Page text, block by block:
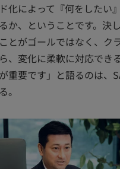
化によって『何をしたい
か、ということです。決
とがゴールではなく、ク
、変化に柔軟に対応でき
重要です」と語るのは、
。